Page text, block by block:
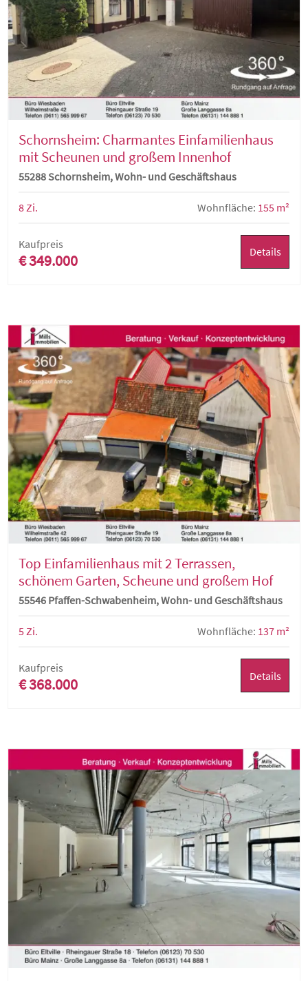
Schornsheim: Charmantes Einfamilienhaus
mit Scheunen und großem Innenhof
55288 Schornsheim, Wohn- und Geschäftshaus
8 Zi. Wohnfläche: 155 m²
Kaufpreis
€ 349.000 Details
Top Einfamilienhaus mit 2 Terrassen,
schönem Garten, Scheune und großem Hof
55546 Pfaffen-Schwabenheim, Wohn- und Geschäftshaus
5 Zi. Wohnfläche: 137 m²
Kaufpreis
€ 368.000 Details